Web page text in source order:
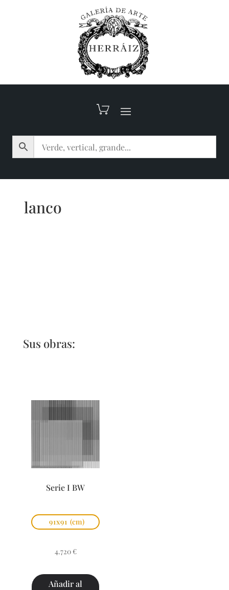
lanco
Sus obras:
Serie I BW
91x91 (cm)
4.720 €
Añadir al